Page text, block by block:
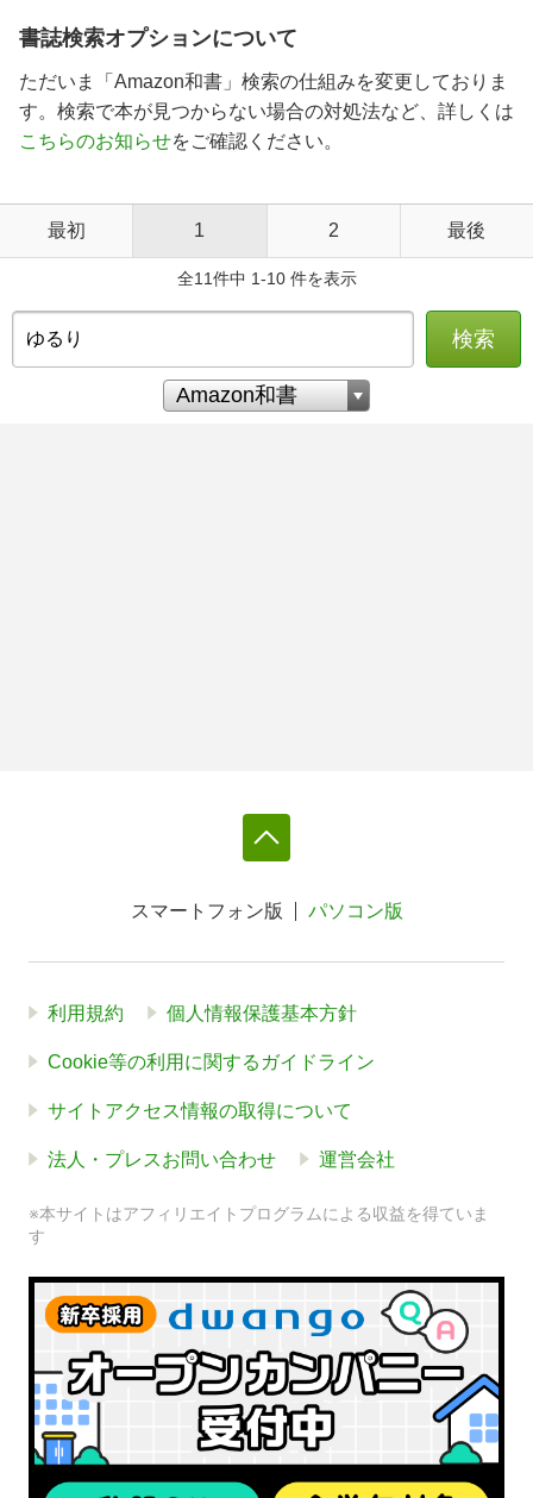
書誌検索オプションについて
ただいま「Amazon和書」検索の仕組みを変更しておりま
す。検索で本が見つからない場合の対処法など、詳しくは
こちらのお知らせをご確認ください。
最初 1 2 最後
全11件中 1-10 件を表示
検索
スマートフォン版 パソコン版
利用規約 個人情報保護基本方針
Cookie等の利用に関するガイドライン
サイトアクセス情報の取得について
法人・プレスお問い合わせ 運営会社
※本サイトはアフィリエイトプログラムによる収益を得ていま
す